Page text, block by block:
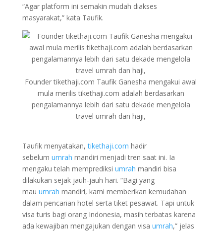
“Agar platform ini semakin mudah diakses
masyarakat,” kata Taufik.
Founder tikethaji.com Taufik Ganesha mengakui awal
mula merilis tikethaji.com adalah berdasarkan
pengalamannya lebih dari satu dekade mengelola
travel umrah dan haji,
Taufik menyatakan,tikethaji.com hadir
sebelum umrah mandiri menjadi tren saat ini. Ia
mengaku telah memprediksi umrah mandiri bisa
dilakukan sejak jauh-jauh hari. “Bagi yang
mau umrah mandiri, kami memberikan kemudahan
dalam pencarian hotel serta tiket pesawat. Tapi untuk
visa turis bagi orang Indonesia, masih terbatas karena
ada kewajiban mengajukan dengan visa umrah,” jelas